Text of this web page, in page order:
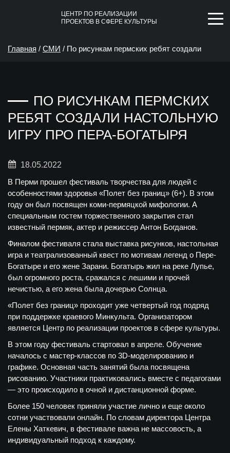
ЦЕНТР ПО РЕАЛИЗАЦИИ
ПРОЕКТОВ В СФЕРЕ КУЛЬТУРЫ
Главная / СМИ / По рисункам пермских ребят создали
ПО РИСУНКАМ ПЕРМСКИХ
РЕБЯТ СОЗДАЛИ НАСТОЛЬНУЮ
ИГРУ ПРО ПЕРА-БОГАТЫРЯ
18.05.2022
В Перми прошел фестиваль творчества для людей с
особенностями здоровья «Полет без границ» (6+). В этом
году он был посвящен коми-пермяцкой мифологии. А
специальным гостем торжественного закрытия стал
известный пермяк, актер и режиссер Антон Богданов.
Финалом фестиваля стала выставка рисунков, настольная
игра и театрализованный квест по мотивам легенд о Пере-
Богатыре и его жене Зарани. Богатырь жил на реке Лупье,
был огромного роста, сражался с лешими и прочей
нечистью, а его жена была дочерью Солнца.
«Полет без границ» проходит уже четвертый год подряд
при поддержке краевого Минкульта. Организатором
является Центр по реализации проектов в сфере культуры.
В этом году фестиваль стартовал в апреле. Обучение
началось с мастер-классов по 3D-моделированию и
графике. Основная часть занятий была посвящена
рисованию. Участники практиковались вместе с педагогами
— это происходило в очной и дистанционной форме.
Более 150 человек приняли участие лично и еще около
сотни участвовали онлайн. По словам директора Центра
Елены Хаткевич, в фестивале важна не массовость, а
индивидуальный подход к каждому.